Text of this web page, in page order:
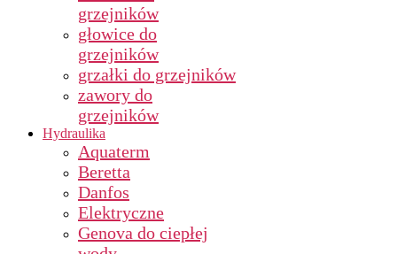
grzejników
głowice do
grzejników
grzałki do grzejników
zawory do
grzejników
Hydraulika
Aquaterm
Beretta
Danfos
Elektryczne
Genova do ciepłej